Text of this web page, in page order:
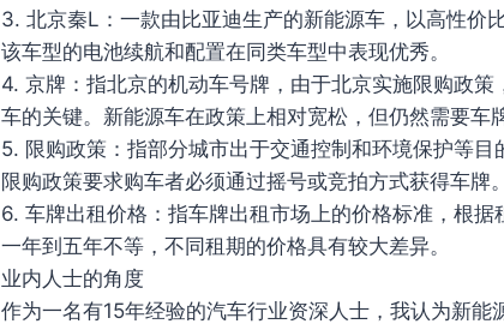
3. 北京秦L：一款由比亚迪生产的新能源车，以高性价
该车型的电池续航和配置在同类车型中表现优秀。
4. 京牌：指北京的机动车号牌，由于北京实施限购政策
车的关键。新能源车在政策上相对宽松，但仍然需要车牌
5. 限购政策：指部分城市出于交通控制和环境保护等
限购政策要求购车者必须通过摇号或竞拍方式获得车牌。
6. 车牌出租价格：指车牌出租市场上的价格标准，根
一年到五年不等，不同租期的价格具有较大差异。
业内人士的角度
作为一名有15年经验的汽车行业资深人士，我认为新能